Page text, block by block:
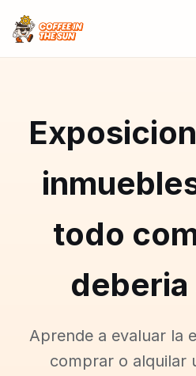
todo
Aprende a evaluar la
comprar o alquilar